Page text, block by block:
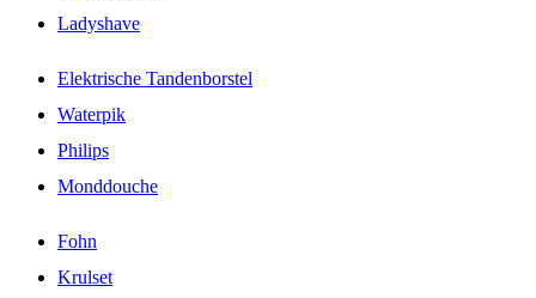
Ladyshave
Elektrische Tandenborstel
Waterpik
Philips
Monddouche
Fohn
Krulset